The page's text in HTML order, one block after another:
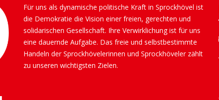
Für uns als dynamische politische Kraft in Sprockhövel ist
die Demokratie die Vision einer freien, gerechten und
solidarischen Gesellschaft. Ihre Verwirklichung ist für uns
eine dauernde Aufgabe. Das freie und selbstbestimmte
Handeln der Sprockhövelerinnen und Sprockhöveler zählt
zu unseren wichtigsten Zielen.